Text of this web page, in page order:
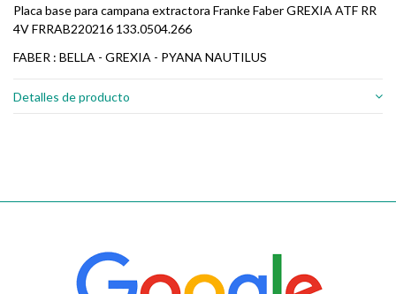
Placa base para campana extractora Franke Faber GREXIA ATF RR
4V FRRAB220216 133.0504.266
FABER : BELLA - GREXIA - PYANA NAUTILUS
Detalles de producto